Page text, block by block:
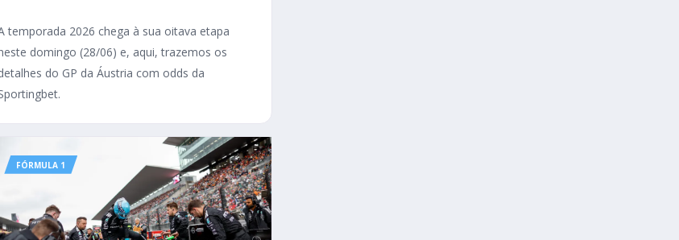
temporada 2026 chega à sua oitava etapa
domingo (28/06) e, aqui, trazemos os
do GP da Áustria com odds da
FÓRMULA 1